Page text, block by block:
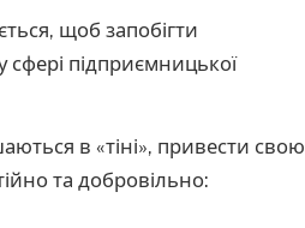
щоб запобігти
підприємницької
в «тіні», привести свою
та добровільно: